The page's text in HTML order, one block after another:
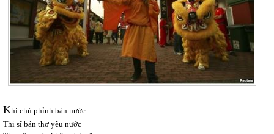
Khi chú phỉnh bán nước
Thi sĩ bán thơ yêu nước